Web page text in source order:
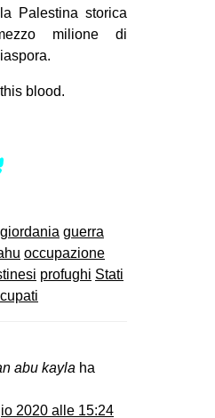
Palestina storica
milione di
blood.
guerra
occupazione
profughi Stati
abu kayla ha
2020 alle 15:24